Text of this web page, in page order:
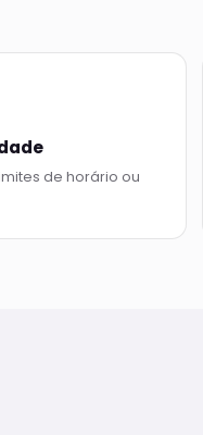
de horário ou